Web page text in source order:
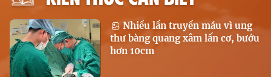
Nhiều lần truyền máu vì ung
thư bàng quang xâm lấn cơ, bướu
hơn 10cm